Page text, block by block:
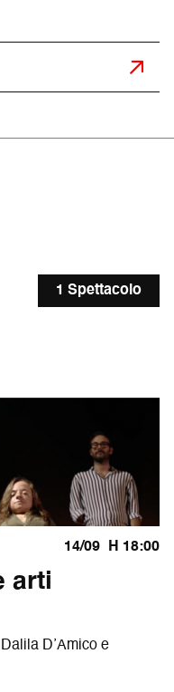
1 Spettacolo
14/09 H 18:00
arti
D’Amico e